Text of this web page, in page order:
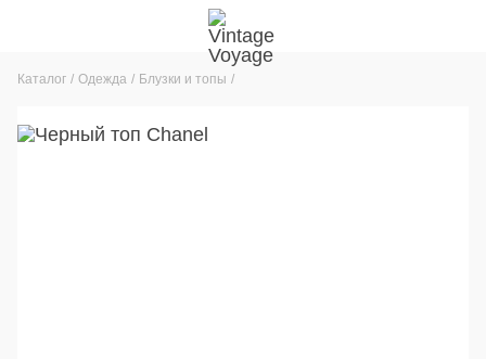
Каталог Одежда Блузки и топы